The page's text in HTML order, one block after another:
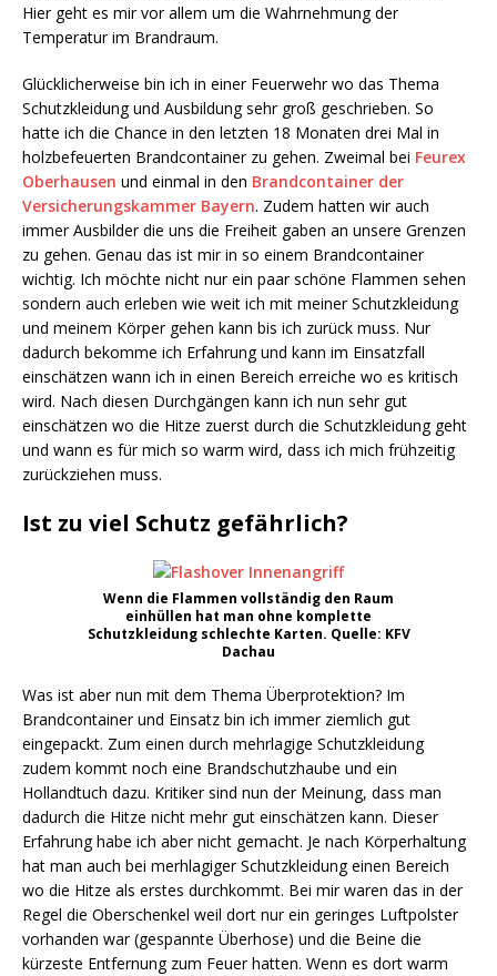
Hier geht es mir vor allem um die Wahrnehmung der
Temperatur im Brandraum.
Glücklicherweise bin ich in einer Feuerwehr wo das Thema
Schutzkleidung und Ausbildung sehr groß geschrieben. So
hatte ich die Chance in den letzten 18 Monaten drei Mal in
holzbefeuerten Brandcontainer zu gehen. Zweimal bei Feurex
Oberhausen und einmal in den Brandcontainer der
Versicherungskammer Bayern. Zudem hatten wir auch
immer Ausbilder die uns die Freiheit gaben an unsere Grenzen
zu gehen. Genau das ist mir in so einem Brandcontainer
wichtig. Ich möchte nicht nur ein paar schöne Flammen sehen
sondern auch erleben wie weit ich mit meiner Schutzkleidung
und meinem Körper gehen kann bis ich zurück muss. Nur
dadurch bekomme ich Erfahrung und kann im Einsatzfall
einschätzen wann ich in einen Bereich erreiche wo es kritisch
wird. Nach diesen Durchgängen kann ich nun sehr gut
einschätzen wo die Hitze zuerst durch die Schutzkleidung geht
und wann es für mich so warm wird, dass ich mich frühzeitig
zurückziehen muss.
Ist zu viel Schutz gefährlich?
Wenn die Flammen vollständig den Raum
einhüllen hat man ohne komplette
Schutzkleidung schlechte Karten. Quelle: KFV
Dachau
Was ist aber nun mit dem Thema Überprotektion? Im
Brandcontainer und Einsatz bin ich immer ziemlich gut
eingepackt. Zum einen durch mehrlagige Schutzkleidung
zudem kommt noch eine Brandschutzhaube und ein
Hollandtuch dazu. Kritiker sind nun der Meinung, dass man
dadurch die Hitze nicht mehr gut einschätzen kann. Dieser
Erfahrung habe ich aber nicht gemacht. Je nach Körperhaltung
hat man auch bei merhlagiger Schutzkleidung einen Bereich
wo die Hitze als erstes durchkommt. Bei mir waren das in der
Regel die Oberschenkel weil dort nur ein geringes Luftpolster
vorhanden war (gespannte Überhose) und die Beine die
kürzeste Entfernung zum Feuer hatten. Wenn es dort warm